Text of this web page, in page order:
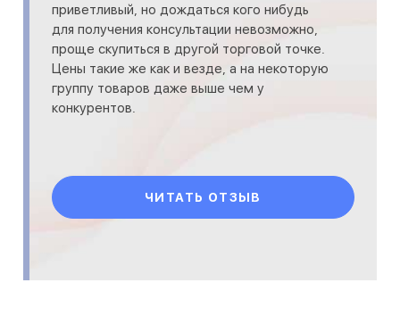
приветливый, но дождаться кого нибудь
для получения консультации невозможно,
проще скупиться в другой торговой точке.
Цены такие же как и везде, а на некоторую
группу товаров даже выше чем у
конкурентов.
ЧИТАТЬ ОТЗЫВ